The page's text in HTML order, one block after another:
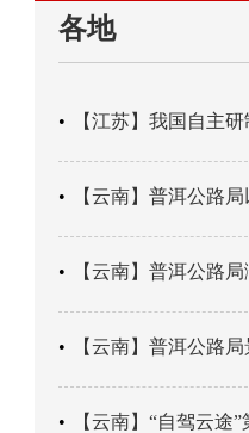
各地
【江苏】我国自主研制超大
【云南】普洱公路局
【云南】普洱公路局澜沧公路分局
【云南】普洱公路局景谷公
【云南】“自驾云途”第五站